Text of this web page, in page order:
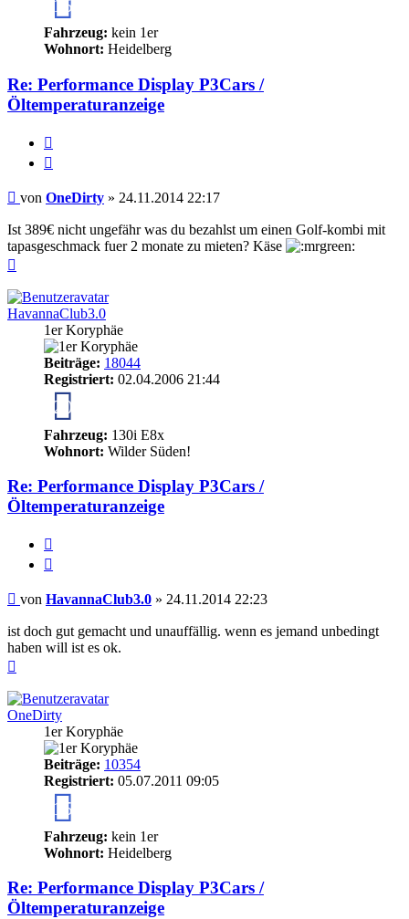
15
Fahrzeug: kein 1er
Wohnort: Heidelberg
Re: Performance Display P3Cars /
Öltemperaturanzeige
Beitrag
von OneDirty » 24.11.2014 22:17
Ist 389€ nicht ungefähr was du bezahlst um einen Golf-kombi mit
tapasgeschmack fuer 2 monate zu mieten? Käse
HavannaClub3.0
1er Koryphäe
Beiträge: 18044
Registriert: 02.04.2006 21:44
20
Fahrzeug: 130i E8x
Wohnort: Wilder Süden!
Re: Performance Display P3Cars /
Öltemperaturanzeige
Beitrag
von HavannaClub3.0 » 24.11.2014 22:23
ist doch gut gemacht und unauffällig. wenn es jemand unbedingt
haben will ist es ok.
OneDirty
1er Koryphäe
Beiträge: 10354
Registriert: 05.07.2011 09:05
15
Fahrzeug: kein 1er
Wohnort: Heidelberg
Re: Performance Display P3Cars /
Öltemperaturanzeige